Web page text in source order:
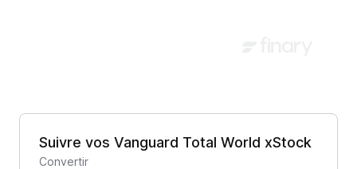
Suivre vos Vanguard Total World xStock
Convertir